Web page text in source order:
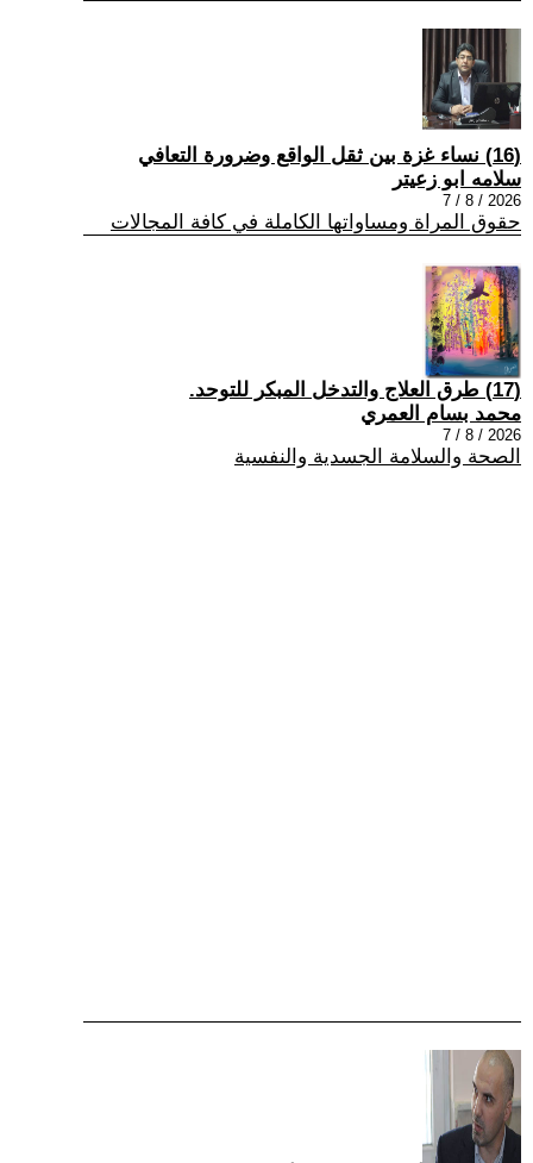
(16) نساء غزة بين ثقل الواقع وضرورة التعافي
سلامه ابو زعيتر
2026 / 8 / 7
حقوق المراة ومساواتها الكاملة في كافة المجالات
(17) طرق العلاج والتدخل المبكر للتوحد.
محمد بسام العمري
2026 / 8 / 7
الصحة والسلامة الجسدية والنفسية